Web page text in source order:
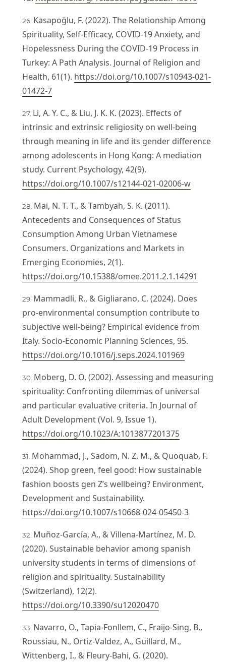
Kasapoğlu, F. (2022). The Relationship Among
Spirituality, Self-Efficacy, COVID-19 Anxiety, and
Hopelessness During the COVID-19 Process in
Turkey: A Path Analysis. Journal of Religion and
Health, 61(1). https://doi.org/10.1007/s10943-021-
01472-7
Li, A. Y. C., & Liu, J. K. K. (2023). Effects of
intrinsic and extrinsic religiosity on well-being
through meaning in life and its gender difference
among adolescents in Hong Kong: A mediation
study. Current Psychology, 42(9).
https://doi.org/10.1007/s12144-021-02006-w
Mai, N. T. T., & Tambyah, S. K. (2011).
Antecedents and Consequences of Status
Consumption Among Urban Vietnamese
Consumers. Organizations and Markets in
Emerging Economies, 2(1).
https://doi.org/10.15388/omee.2011.2.1.14291
Mammadli, R., & Gigliarano, C. (2024). Does
pro-environmental consumption contribute to
subjective well-being? Empirical evidence from
Italy. Socio-Economic Planning Sciences, 95.
https://doi.org/10.1016/j.seps.2024.101969
Moberg, D. O. (2002). Assessing and measuring
spirituality: Confronting dilemmas of universal
and particular evaluative criteria. In Journal of
Adult Development (Vol. 9, Issue 1).
https://doi.org/10.1023/A:1013877201375
Mohammad, J., Sadom, N. Z. M., & Quoquab, F.
(2024). Shop green, feel good: How sustainable
fashion boosts gen Z’s wellbeing? Environment,
Development and Sustainability.
https://doi.org/10.1007/s10668-024-05450-3
Muñoz-García, A., & Villena-Martínez, M. D.
(2020). Sustainable behavior among spanish
university students in terms of dimensions of
religion and spirituality. Sustainability
(Switzerland), 12(2).
https://doi.org/10.3390/su12020470
Navarro, O., Tapia-Fonllem, C., Fraijo-Sing, B.,
Roussiau, N., Ortiz-Valdez, A., Guillard, M.,
Wittenberg, I., & Fleury-Bahi, G. (2020).